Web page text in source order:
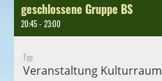
geschlossene Gruppe BS
20:45 - 23:00
Typ
Veranstaltung Kulturraum